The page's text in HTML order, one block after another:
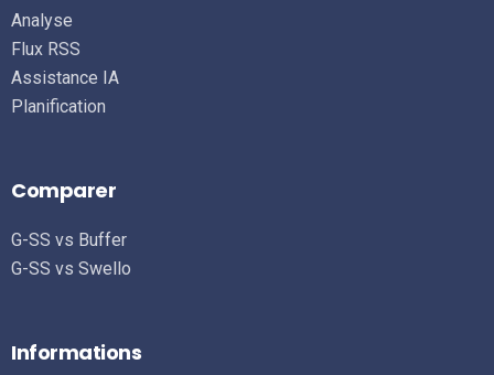
Analyse
Flux RSS
Assistance IA
Planification
Comparer
G-SS vs Buffer
G-SS vs Swello
Informations